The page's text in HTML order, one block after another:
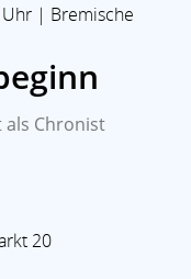
| Bremische
als Chronist
20